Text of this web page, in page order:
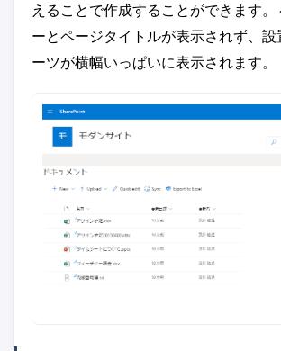
えることで作成することができます
ーとページタイトルが表示されず、設
ーツが横幅いっぱいに表示されます。